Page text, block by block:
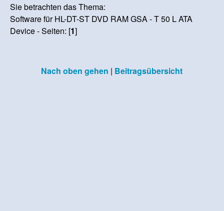
Sie betrachten das Thema:
Software für HL-DT-ST DVD RAM GSA - T 50 L ATA
Device - Seiten: [1]
Nach oben gehen | Beitragsübersicht